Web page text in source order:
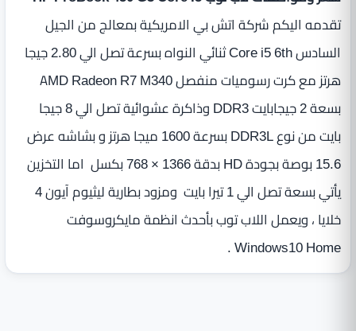
تقدمه اليكم شركة اتش بي الامريكية بمعالج من الجيل
السادس Core i5 6th ثنائي النواه بسرعة تصل الي 2.80 جيجا
هرتز مع كرت رسوميات منفصل AMD Radeon R7 M340
‏بسعة ‏2 جيجابايت DDR3 وذاكرة عشوائية تصل الي 8 جيجا
بايت من نوع DDR3L بسرعة 1600 ميجا هرتز و بشاشه عرض
15.6 بوصة بجودة HD ‏بدقة 1366 × 768 بكسل اما التخزين
يأتي بسعة تصل الي 1 تيرا بايت ومزود بطارية ليثيوم آيون 4
خلايا ، ويعمل اللاب توب بأحدث انظمة مايكروسوفت
Windows10 Home .